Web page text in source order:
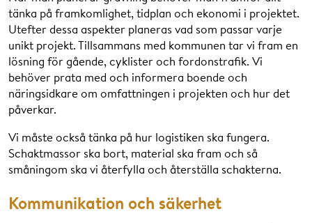
tänka på framkomlighet, tidplan och ekonomi i projektet.
Utefter dessa aspekter planeras vad som passar varje
unikt projekt. Tillsammans med kommunen tar vi fram en
lösning för gående, cyklister och fordonstrafik. Vi
behöver prata med och informera boende och
näringsidkare om omfattningen i projekten och hur det
påverkar.
Vi måste också tänka på hur logistiken ska fungera.
Schaktmassor ska bort, material ska fram och så
småningom ska vi återfylla och återställa schakterna.
Kommunikation och säkerhet